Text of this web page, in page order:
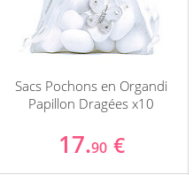
Sacs Pochons en Organdi
Papillon Dragées x10
17.90 €